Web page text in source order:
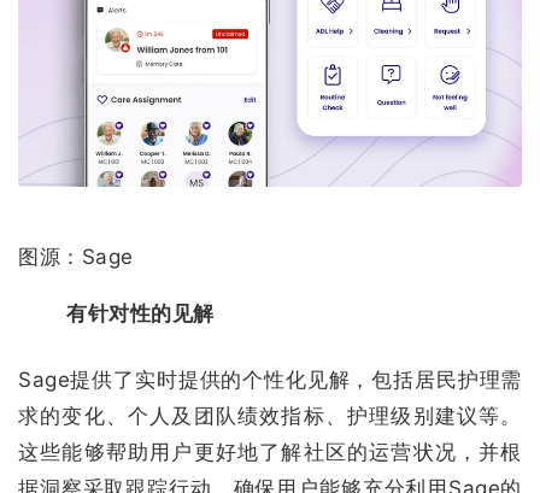
图源：Sage
有针对性的见解
Sage提供了实时提供的个性化见解，包括居民护理需
求的变化、个人及团队绩效指标、护理级别建议等。
这些能够帮助用户更好地了解社区的运营状况，并根